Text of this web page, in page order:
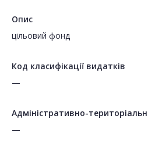
Опис
цільовий фонд
Код класифікації видатків
—
Адміністративно-
—